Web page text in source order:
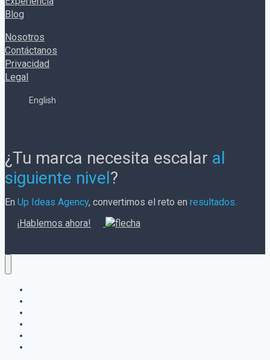
Blog
Nosotros
Contáctanos
Privacidad
Legal
English
¿Tu marca necesita escalar al
siguiente nivel ?
En Up Ideas Agency, convertimos el reto en resultados.
¡Hablemos ahora!